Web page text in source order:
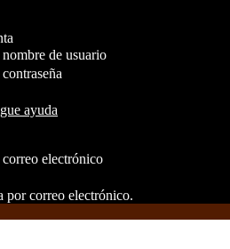
de usuario
ayuda
correo electrónico
por correo electrónico.